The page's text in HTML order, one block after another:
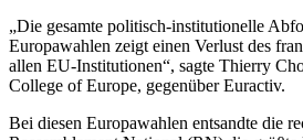
„Die gesamte politisch-institutionelle
Europawahlen zeigt einen Verlust des
allen EU-Institutionen“, sagte Thierry
College of Europe, gegenüber Euractiv.
Bei diesen Europawahlen entsandte die